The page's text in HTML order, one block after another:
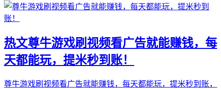
热文尊牛游戏刷视频看广告就能赚钱，每
天都能玩，提米秒到账！
尊牛游戏刷视频看广告就能赚钱，每天都能玩，提米秒到账，